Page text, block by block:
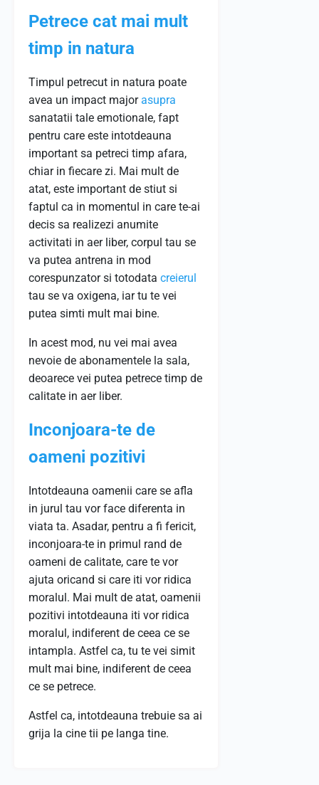
Petrece cat mai mult
timp in natura
Timpul petrecut in natura poate
avea un impact majorasupra
sanatatii tale emotionale, fapt
pentru care este intotdeauna
important sa petreci timp afara,
chiar in fiecare zi. Mai mult de
atat, este important de stiut si
faptul ca in momentul in care te-ai
decis sa realizezi anumite
activitati in aer liber, corpul tau se
va putea antrena in mod
corespunzator si totodata creierul
tau se va oxigena, iar tu te vei
putea simti mult mai bine.
In acest mod, nu vei mai avea
nevoie de abonamentele la sala,
deoarece vei putea petrece timp de
calitate in aer liber.
Inconjoara-te de
oameni pozitivi
Intotdeauna oamenii care se afla
in jurul tau vor face diferenta in
viata ta. Asadar, pentru a fi fericit,
inconjoara-te in primul rand de
oameni de calitate, care te vor
ajuta oricand si care iti vor ridica
moralul. Mai mult de atat, oamenii
pozitivi intotdeauna iti vor ridica
moralul, indiferent de ceea ce se
intampla. Astfel ca, tu te vei simit
mult mai bine, indiferent de ceea
ce se petrece.
Astfel ca, intotdeauna trebuie sa ai
grija la cine tii pe langa tine.